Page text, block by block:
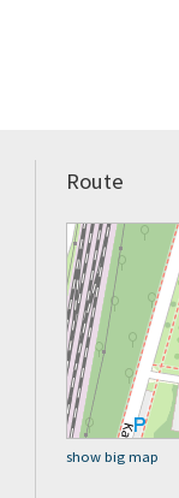
Route
show big map